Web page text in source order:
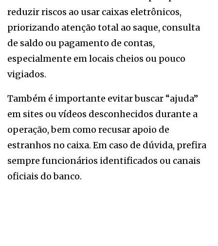
reduzir riscos ao usar caixas eletrônicos,
priorizando atenção total ao saque, consulta
de saldo ou pagamento de contas,
especialmente em locais cheios ou pouco
vigiados.
Também é importante evitar buscar “ajuda”
em sites ou vídeos desconhecidos durante a
operação, bem como recusar apoio de
estranhos no caixa. Em caso de dúvida, prefira
sempre funcionários identificados ou canais
oficiais do banco.